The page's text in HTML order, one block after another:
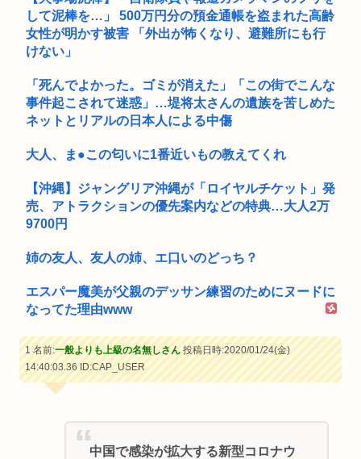
して泥棒を…」 500万円分の預金通帳を盗まれた高齢
女性が明かす被害 「外出が怖くなり、避難所にも行
けない」
「死んでよかった。ゴミが消えた」「この街でこんな
事件起こされて迷惑」…堤将太さんの遺族を苦しめた
ネットとリアルの日本人による中傷
大人、ま●この匂いに1番近いもの教えてくれ
【沖縄】ジャングリア沖縄が「ロイヤルチケット」発
売、アトラクションの優先案内などの特典…大人2万
9700円
姉の友人、友人の姉、エ口いのどっち？
エスパー魔美が父親のデッサン練習のためにヌードに
なってた理由www
1 名前:一般よりも上級の名無しさん投稿日時:2020/01/24(金)
14:40:03.36ID:CAP_USER
中国で感染が拡大する新型コロナウ